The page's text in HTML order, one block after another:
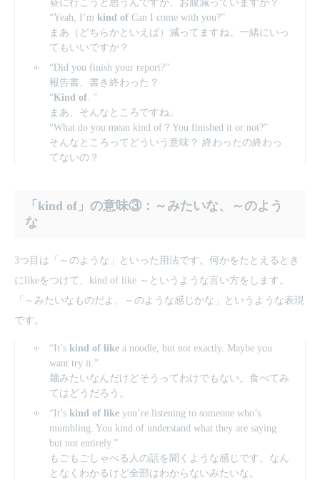
昼に行こうと思うんですが、お腹減っていますか？
“Yeah, I’m kind of Can I come with you?”
まあ（どちらかといえば）減ってますね。一緒にいっ
てもいいですか？
“Did you finish your report?”
報告書、書き終わった？
“Kind of. ”
まあ、そんなところですね。
“What do you mean kind of？You finished it or not?”
そんなところってどういう意味？ 終わったの終わっ
てないの？
「kind of」の意味③：～みたいな、～のよう
な
3つ目は「～のような」といった用法です。何かをたとえるとき
にlikeをつけて、kind of like ～というような言い方をします。
「～みたいなものだよ、～のような感じかな」というような表現
です。
“It’s kind of like a noodle, but not exactly. Maybe you
want try it.”
麺みたいなんだけどそうってわけでもない。食べてみ
てはどうだろう。
“It’s kind of like you’re listening to someone who’s
mumbling. You kind of understand what they are saying
but not entirely.”
もごもごしゃべる人の話を聞くような感じです。なん
となくわかるけど全部はわからないみたいな。